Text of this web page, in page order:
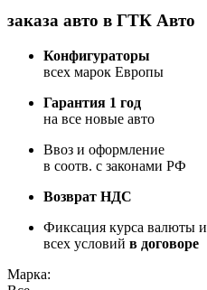
заказа авто в ГТК Авто
Конфигураторы
всех марок Европы
Гарантия 1 год
на все новые авто
Ввоз и оформление
в соотв. с законами РФ
Возврат НДС
Фиксация курса валюты и
всех условий в договоре
Марка: